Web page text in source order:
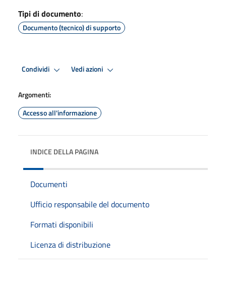
Tipi di documento:
Documento (tecnico) di supporto
Condividi Vedi azioni
Argomenti:
Accesso all'informazione
INDICE DELLA PAGINA
Documenti
Ufficio responsabile del documento
Formati disponibili
Licenza di distribuzione